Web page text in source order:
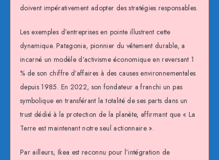
doivent impérativement adopter des stratégies responsables.
Les exemples d’entreprises en pointe illustrent cette
dynamique. Patagonia, pionnier du vêtement durable, a
incarné un modèle d’activisme économique en reversant 1
% de son chiffre d’affaires à des causes environnementales
depuis 1985. En 2022, son fondateur a franchi un pas
symbolique en transférant la totalité de ses parts dans un
trust dédié à la protection de la planète, affirmant que « La
Terre est maintenant notre seul actionnaire ».
Par ailleurs, Ikea est reconnu pour l’intégration de